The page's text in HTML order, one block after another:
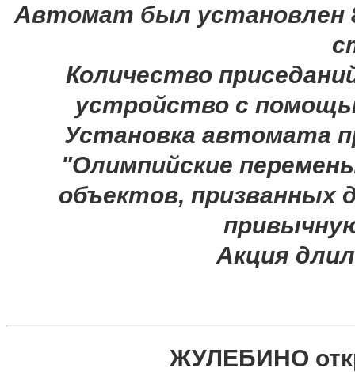
Автомат был установлен
Количество
устройство с
Установка автомата
"Олимпийские
объектов,
Акция
ЖУЛЕБИНО